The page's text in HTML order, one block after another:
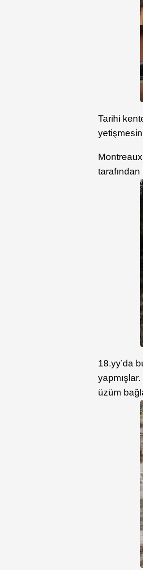
Tarihi
tarafından
18.yy’da
üzüm